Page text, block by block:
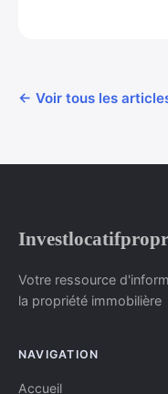
← Voir tous les
Votre ressource
la propriété immobilière
NAVIGATION
Accueil